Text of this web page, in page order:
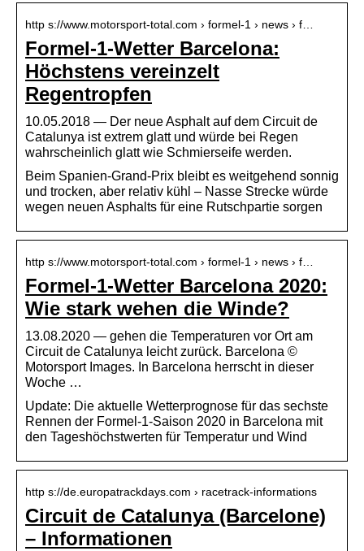
http s://www.motorsport-total.com › formel-1 › news › f…
Formel-1-Wetter Barcelona:
Höchstens vereinzelt
Regentropfen
10.05.2018 — Der neue Asphalt auf dem Circuit de
Catalunya ist extrem glatt und würde bei Regen
wahrscheinlich glatt wie Schmierseife werden.
Beim Spanien-Grand-Prix bleibt es weitgehend sonnig
und trocken, aber relativ kühl – Nasse Strecke würde
wegen neuen Asphalts für eine Rutschpartie sorgen
http s://www.motorsport-total.com › formel-1 › news › f…
Formel-1-Wetter Barcelona 2020:
Wie stark wehen die Winde?
13.08.2020 — gehen die Temperaturen vor Ort am
Circuit de Catalunya leicht zurück. Barcelona ©
Motorsport Images. In Barcelona herrscht in dieser
Woche …
Update: Die aktuelle Wetterprognose für das sechste
Rennen der Formel-1-Saison 2020 in Barcelona mit
den Tageshöchstwerten für Temperatur und Wind
http s://de.europatrackdays.com › racetrack-informations
Circuit de Catalunya (Barcelone)
– Informationen